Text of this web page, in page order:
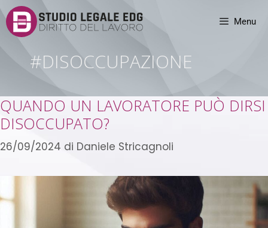
Menu
#DISOCCUPAZIONE
QUANDO UN LAVORATORE PUÒ DIRSI
DISOCCUPATO?
26/09/2024 di Daniele Stricagnoli